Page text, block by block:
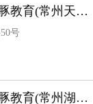
常州天宁区海豚教育(常州天宁校区)
号
常州武进区海豚教育(常州湖塘校区)